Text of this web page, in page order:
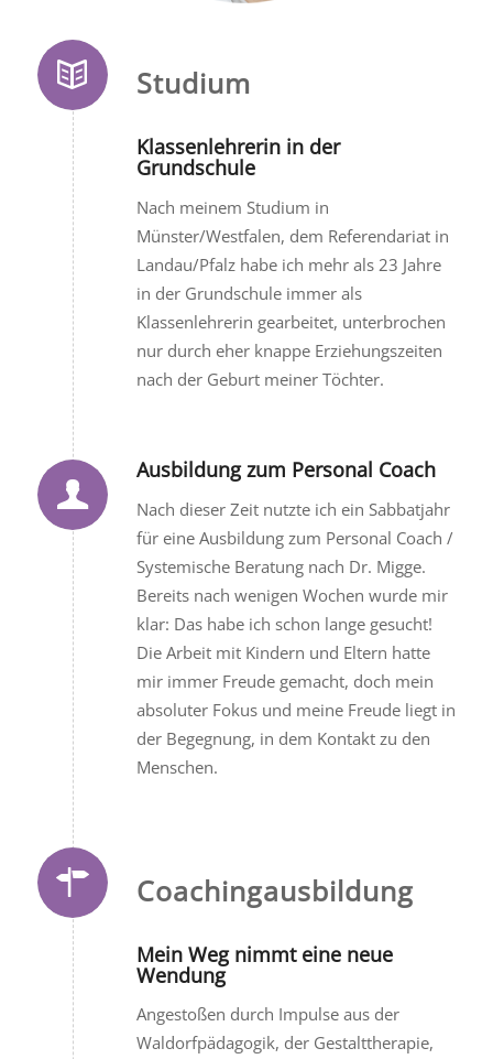
Studium
Klassenlehrerin in der
Grundschule
Nach meinem Studium in
Münster/Westfalen, dem Referendariat in
Landau/Pfalz habe ich mehr als 23 Jahre
in der Grundschule immer als
Klassenlehrerin gearbeitet, unterbrochen
nur durch eher knappe Erziehungszeiten
nach der Geburt meiner Töchter.
Ausbildung zum Personal Coach
Nach dieser Zeit nutzte ich ein Sabbatjahr
für eine Ausbildung zum Personal Coach /
Systemische Beratung nach Dr. Migge.
Bereits nach wenigen Wochen wurde mir
klar: Das habe ich schon lange gesucht!
Die Arbeit mit Kindern und Eltern hatte
mir immer Freude gemacht, doch mein
absoluter Fokus und meine Freude liegt in
der Begegnung, in dem Kontakt zu den
Menschen.
Coachingausbildung
Mein Weg nimmt eine neue
Wendung
Angestoßen durch Impulse aus der
Waldorfpädagogik, der Gestalttherapie,